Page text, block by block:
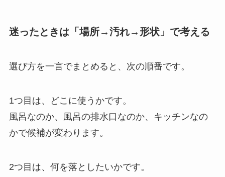
迷ったときは「場所→汚れ→形状」で考える
選び方を一言でまとめると、次の順番です。
1つ目は、どこに使うかです。
風呂なのか、風呂の排水口なのか、キッチンなの
かで候補が変わります。
2つ目は、何を落としたいかです。